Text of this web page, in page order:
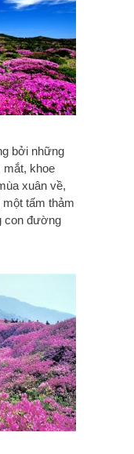
bởi những
mắt, khoe
xuân về,
một tấm thảm
con đường